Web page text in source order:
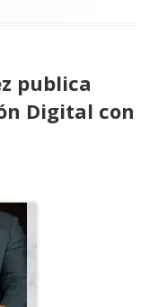
publica
Digital con